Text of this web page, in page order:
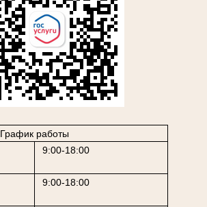
График работы
9:00-18:00
9:00-18:00